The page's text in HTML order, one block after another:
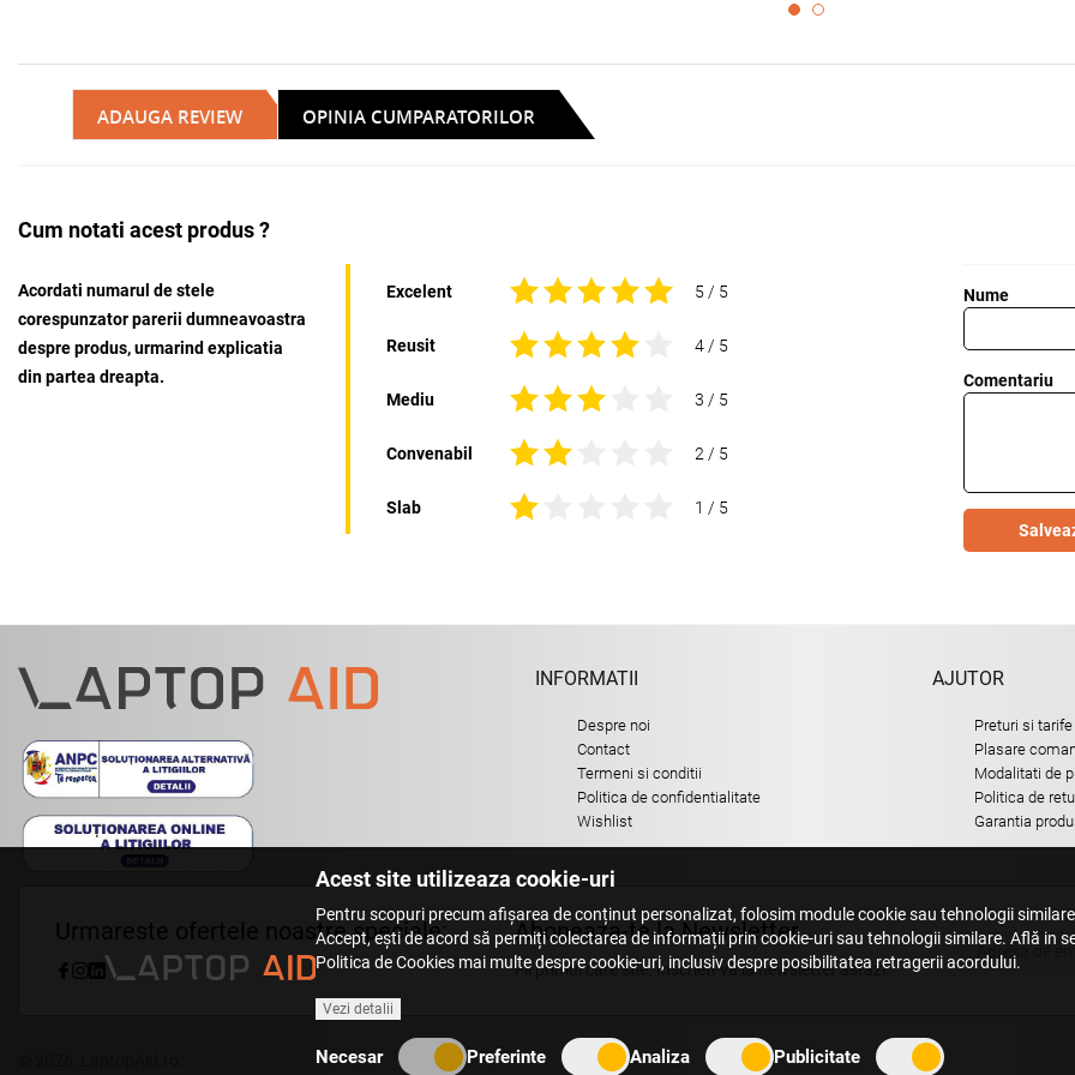
ADAUGA REVIEW OPINIA CUMPARATORILOR
Cum notati acest produs ?
Acordati numarul de stele
corespunzator parerii dumneavoastra
despre produs, urmarind explicatia
din partea dreapta.
Excelent 5 / 5
Reusit 4 / 5
Mediu 3 / 5
Convenabil 2 / 5
Slab 1 / 5
Nume
Comentariu
INFORMATII
Despre noi
Contact
Termeni si conditii
Politica de confidentialitate
Wishlist
AJUTOR
Preturi si tarife
Plasare
Modalitati de
Politica de
Garantia
Urmareste ofertele noastre speciale: Aboneaza-te la Newsletter
Fii primul care stie. Inscrieti-vă la newsletter astazi.
Acest site utilizeaza cookie-uri
Pentru scopuri precum afișarea de conținut personalizat, folosim module cookie sau tehnologii
Accept, ești de acord să permiți colectarea de informații prin cookie-uri sau tehnologii similare. Află in
Politica de Cookies mai multe despre cookie-uri, inclusiv despre posibilitatea retragerii acordului.
Vezi detalii
Necesar Preferinte Analiza Publicitate